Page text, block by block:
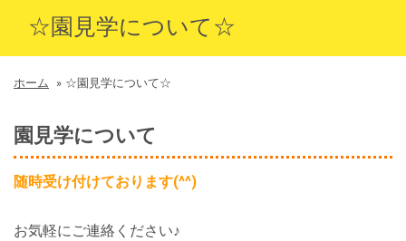
☆園見学について☆
ホーム » ☆園見学について☆
園見学について
随時受け付けております(^^)
お気軽にご連絡ください♪